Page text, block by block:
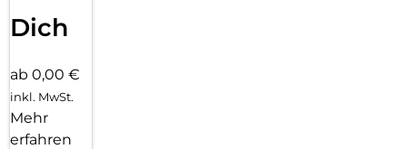
Dich
ab 0,00 €
inkl. MwSt.
Mehr
erfahren